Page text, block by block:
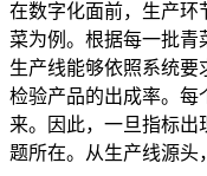
在数字化面前，生产环
菜为例。根据每一批
生产线能够依照系统
检验产品的出成率。每
来。因此，一旦指标出
题所在。从生产线源头